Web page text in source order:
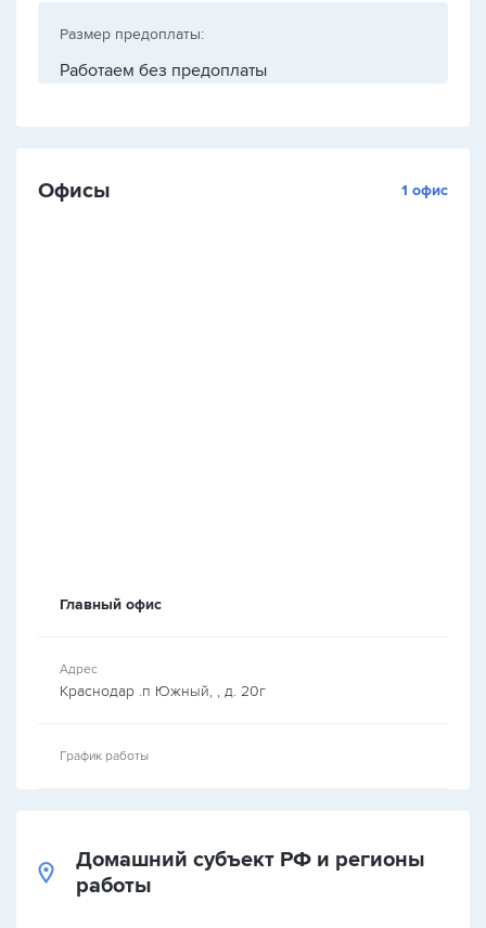
Размер предоплаты:
Работаем без предоплаты
Офисы 1 офис
Главный офис
Адрес
Краснодар .п Южный, , д. 20г
График работы
Домашний субъект РФ и регионы
работы